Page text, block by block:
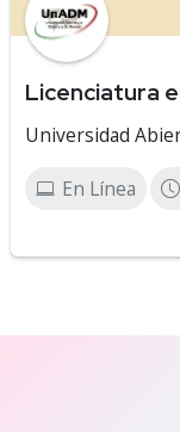
Licenciatura
Universidad
En Línea